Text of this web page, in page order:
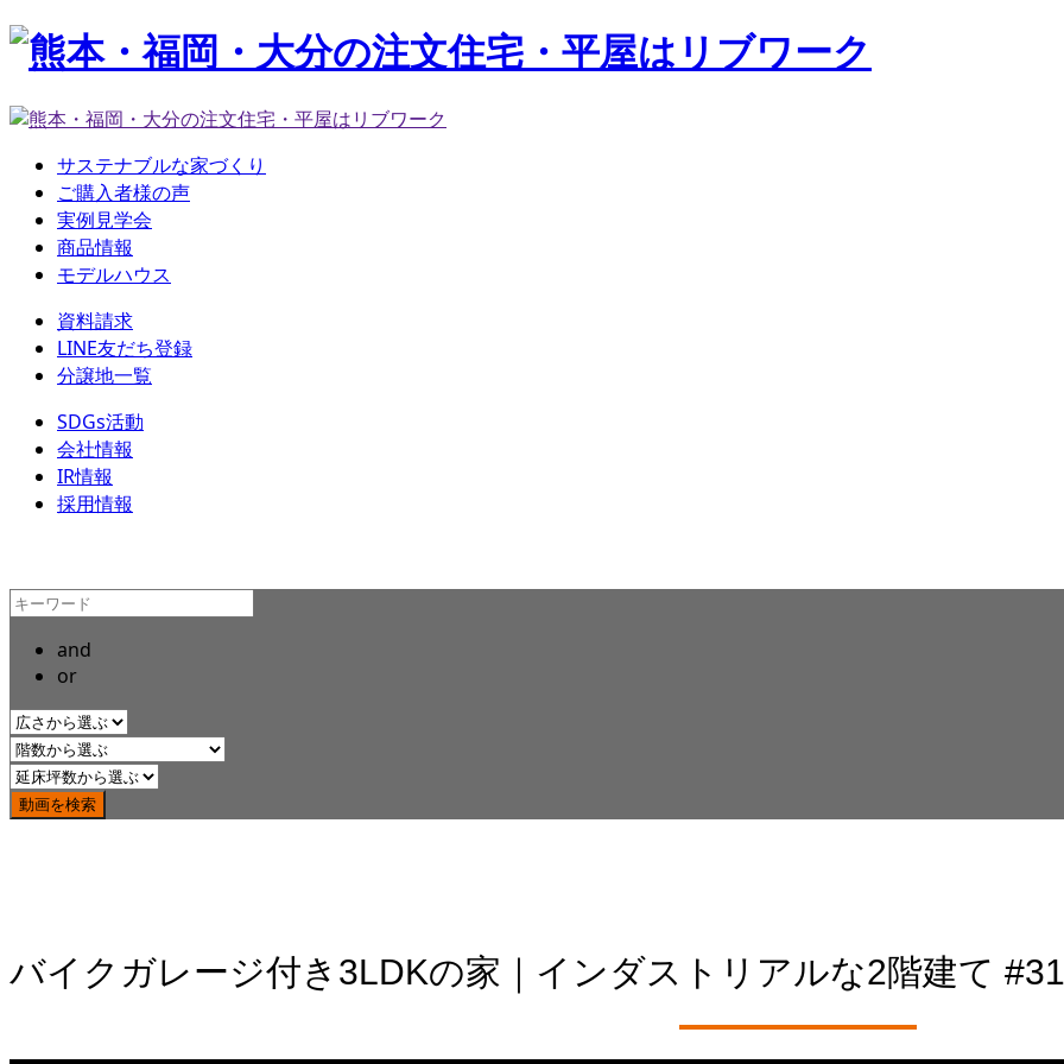
サステナブルな家づくり
ご購入者様の声
実例見学会
商品情報
モデルハウス
資料請求
LINE友だち登録
分譲地一覧
SDGs活動
会社情報
IR情報
採用情報
and
or
バイクガレージ付き3LDKの家｜インダストリアルな2階建て